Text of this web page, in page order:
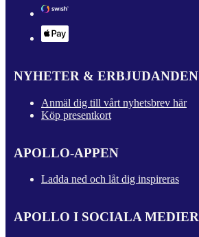
NYHETER & ERBJUDANDEN
Anmäl dig till vårt nyhetsbrev här
Köp presentkort
APOLLO-APPEN
Ladda ned och låt dig inspireras
APOLLO I SOCIALA MEDIER